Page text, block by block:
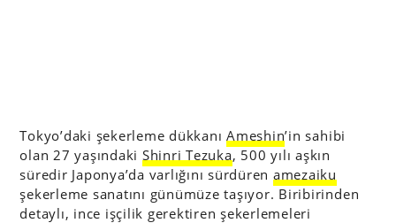
Tokyo’daki şekerleme dükkanıAmeshin’in sahibi
olan 27 yaşındaki Shinri Tezuka, 500 yılı aşkın
süredir Japonya’da varlığını sürdüren amezaiku
şekerleme sanatını günümüze taşıyor. Biribirinden
detaylı, ince işçilik gerektiren şekerlemeleri